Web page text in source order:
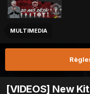
MULTIMEDIA
[VIDEOS] New